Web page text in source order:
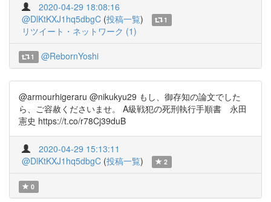
2020-04-29 18:08:16
@DlKtKXJ1hq5dbgC (投稿一覧) 1
リツイート・ネットワーク (1)
1 @RebornYoshi
@armourhigeraru @nikukyu29 もし、御存知の論文でした
ら、ご容赦くださいませ。 A級戦犯の死刑執行手順書 永田
憲史 https://t.co/r78Cj39duB
2020-04-29 15:13:11
@DlKtKXJ1hq5dbgC (投稿一覧) 2
0